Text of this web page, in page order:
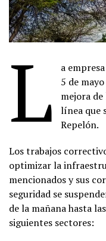
L
a
5 de
mejora
línea que
Repelón.
Los trabajos
optimizar la
mencionados y sus
seguridad se
de la mañana hasta
siguientes sectores: